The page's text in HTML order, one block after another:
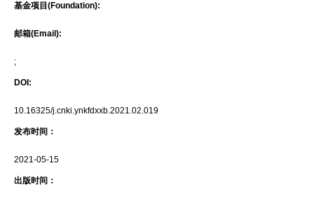
基金项目(Foundation):
邮箱(Email):
;
DOI:
10.16325/j.cnki.ynkfdxxb.2021.02.019
发布时间：
2021-05-15
出版时间：